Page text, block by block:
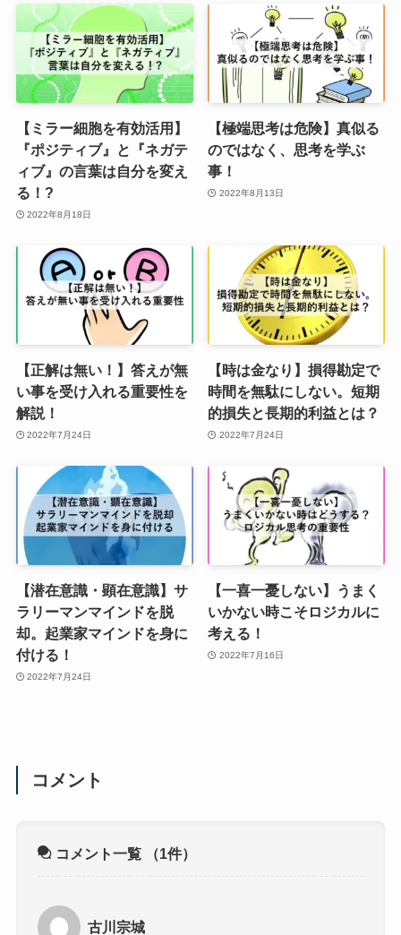
【ミラー細胞を有効活用】
『ポジティブ』と『ネガテ
ィブ』の言葉は自分を変え
る！?
2022年8月18日
【極端思考は危険】真似る
のではなく、思考を学ぶ
事！
2022年8月13日
【正解は無い！】答えが無
い事を受け入れる重要性を
解説！
2022年7月24日
【時は金なり】損得勘定で
時間を無駄にしない。短期
的損失と長期的利益とは？
2022年7月24日
【潜在意識・顕在意識】サ
ラリーマンマインドを脱
却。起業家マインドを身に
付ける！
2022年7月24日
【一喜一憂しない】うまく
いかない時こそロジカルに
考える！
2022年7月16日
コメント
コメント一覧 （1件）
古川宗城